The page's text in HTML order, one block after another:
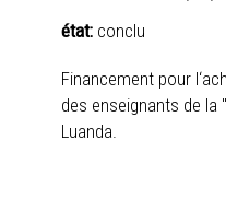
état: conclu
Financement pour
des enseignants de la
Luanda.